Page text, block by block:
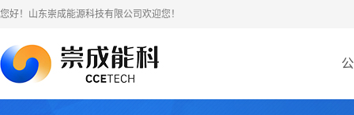
您好！山东崇成能源科技有限公司欢迎您！